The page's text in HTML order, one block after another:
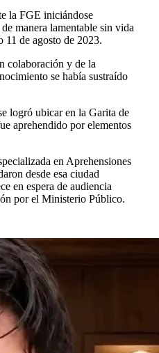
la FGE iniciándose
manera lamentable sin vida
11 de agosto de 2023.
colaboración y de la
se había sustraído
logró ubicar en la Garita de
aprehendido por elementos
en Aprehensiones
desde esa ciudad
en espera de audiencia
por el Ministerio Público.